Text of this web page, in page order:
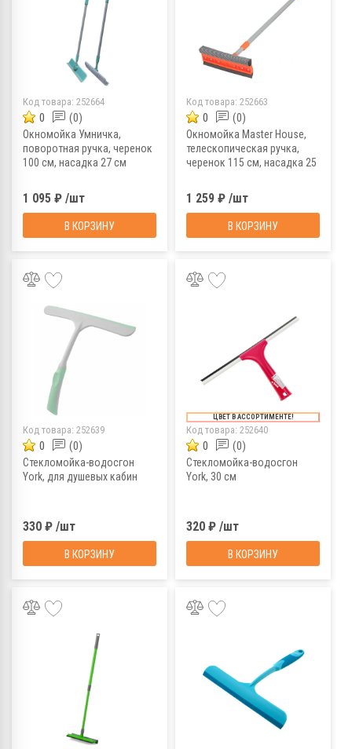
Код товара: 252664
0 (0)
Окномойка Умничка,
поворотная ручка, черенок
100 см, насадка 27 см
1 095 ₽ /шт
В КОРЗИНУ
Код товара: 252663
0 (0)
Окномойка Master House,
телескопическая ручка,
черенок 115 см, насадка 25
1 259 ₽ /шт
В КОРЗИНУ
Код товара: 252639
0 (0)
Стекломойка-водосгон
York, для душевых кабин
330 ₽ /шт
В КОРЗИНУ
ЦВЕТ В АССОРТИМЕНТЕ!
Код товара: 252640
0 (0)
Стекломойка-водосгон
York, 30 см
320 ₽ /шт
В КОРЗИНУ